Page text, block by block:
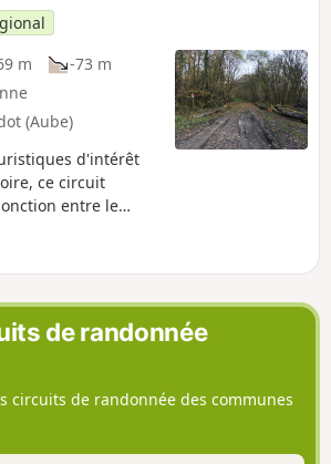
m
-73 m
(Aube)
d'intérêt
ce circuit
entre le
hôtelier) et le
son célèbre
de randonnée
circuits de randonnée des communes